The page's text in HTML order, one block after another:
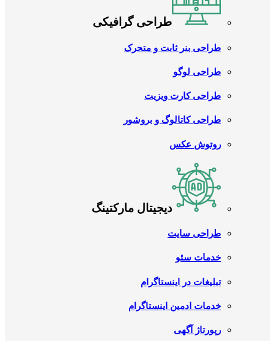
طراحی گرافیکی
طراحی بنر ثابت و متحرک
طراحی لوگو
طراحی کارت ویزیت
طراحی کاتالوگ و بروشور
روتوش عکس
دیجیتال مارکتینگ
طراحی سایت
خدمات سئو
تبلیغات در اینستاگرام
خدمات ادمین اینستاگرام
رپورتاژ آگهی